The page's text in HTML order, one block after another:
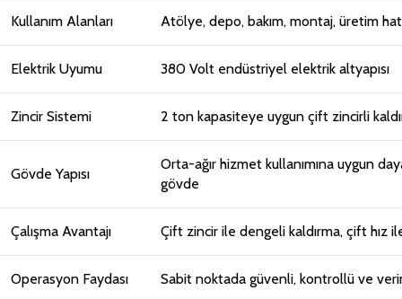
Kullanım Alanları Atölye, depo, bakım, montaj, üretim
Elektrik Uyumu 380 Volt endüstriyel elektrik altyapısı
Zincir Sistemi 2 ton kapasiteye uygun çift zincirli
Gövde Yapısı
Orta-ağır hizmet kullanımına uygun
gövde
Çalışma Avantajı Çift zincir ile dengeli kaldırma, çift hız
Operasyon Faydası Sabit noktada güvenli, kontrollü ve